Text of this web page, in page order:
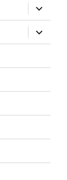
expandir
el
menú
inferior
expandir
el
menú